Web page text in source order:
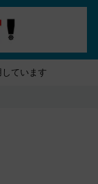
ています